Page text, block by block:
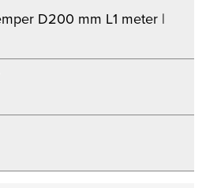
D200 mm L1 meter |